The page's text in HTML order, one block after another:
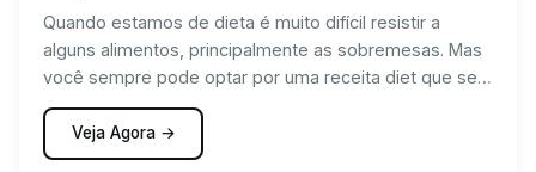
Quando estamos de dieta é muito difícil resistir a
alguns alimentos, principalmente as sobremesas. Mas
você sempre pode optar por uma receita diet que seja
saborosa e te satisfaça bem. Como, por exemplo, o
brigadeiro diet.
Veja Agora →